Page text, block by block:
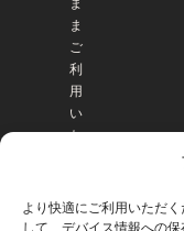
より快適にご利用いただ
して、デバイス情報への
ま
ご
利
用
い
た
ま
す